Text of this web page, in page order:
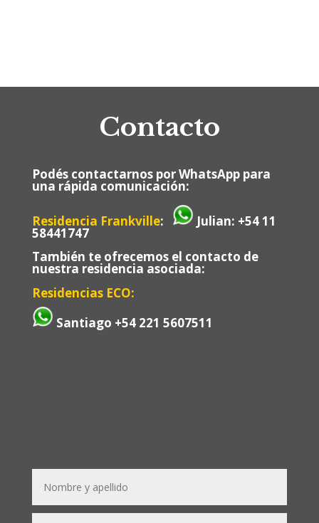
Contacto
Podés contactarnos por WhatsApp para
una rápida comunicación:
Residencia Frankville: Julian: +54 11
58441747
También te ofrecemos el contacto de
nuestra residencia asociada:
Residencias ECO:
Santiago +54 221 5607511